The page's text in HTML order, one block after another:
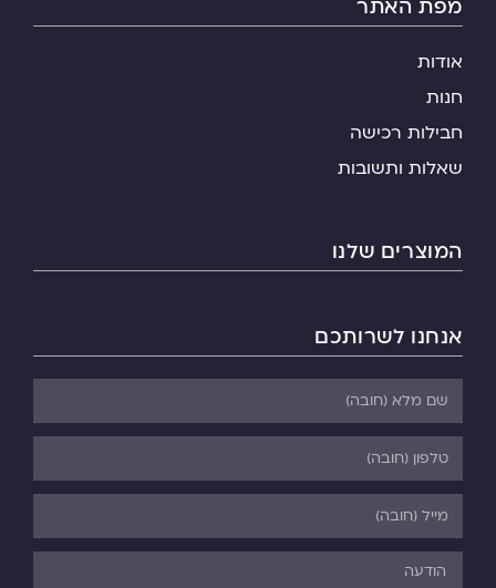
מפת האתר
אודות
חנות
חבילות רכישה
שאלות ותשובות
המוצרים שלנו
אנחנו לשרותכם